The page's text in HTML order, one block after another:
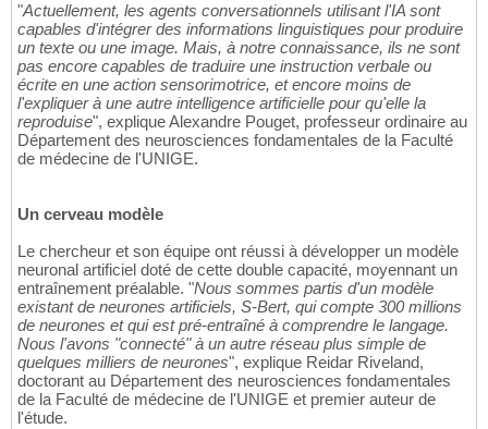
"Actuellement, les agents conversationnels utilisant l'IA sont
capables d'intégrer des informations linguistiques pour produire
un texte ou une image. Mais, à notre connaissance, ils ne sont
pas encore capables de traduire une instruction verbale ou
écrite en une action sensorimotrice, et encore moins de
l'expliquer à une autre intelligence artificielle pour qu'elle la
reproduise", explique Alexandre Pouget, professeur ordinaire au
Département des neurosciences fondamentales de la Faculté
de médecine de l'UNIGE.
Un cerveau modèle
Le chercheur et son équipe ont réussi à développer un modèle
neuronal artificiel doté de cette double capacité, moyennant un
entraînement préalable. "Nous sommes partis d'un modèle
existant de neurones artificiels, S-Bert, qui compte 300 millions
de neurones et qui est pré-entraîné à comprendre le langage.
Nous l'avons "connecté" à un autre réseau plus simple de
quelques milliers de neurones", explique Reidar Riveland,
doctorant au Département des neurosciences fondamentales
de la Faculté de médecine de l'UNIGE et premier auteur de
l'étude.